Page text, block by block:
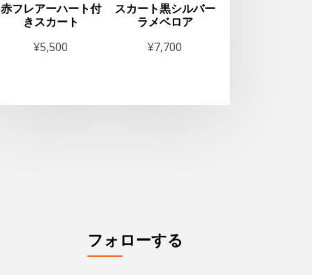
赤フレアーハート付
きスカート
¥5,500
スカート黒シルバー
ラメベロア
¥7,700
フォローする